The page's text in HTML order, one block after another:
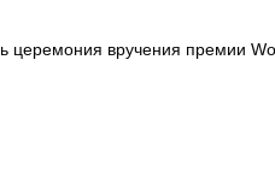
церемония вручения премии